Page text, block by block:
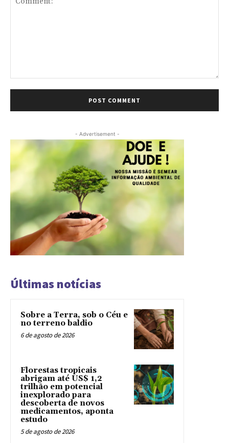
- Advertisement -
Últimas notícias
Sobre a Terra, sob o Céu e
no terreno baldio
6 de agosto de 2026
Florestas tropicais
abrigam até US$ 1,2
trilhão em potencial
inexplorado para
descoberta de novos
medicamentos, aponta
estudo
5 de agosto de 2026